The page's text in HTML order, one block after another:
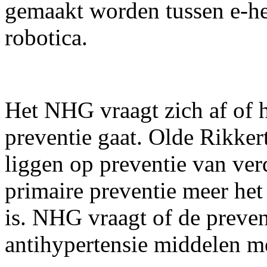
gemaakt worden tussen e-
robotica.
Het NHG vraagt zich af of
preventie gaat. Olde
liggen op preventie van
primaire preventie meer
is. NHG vraagt of de
antihypertensie middelen